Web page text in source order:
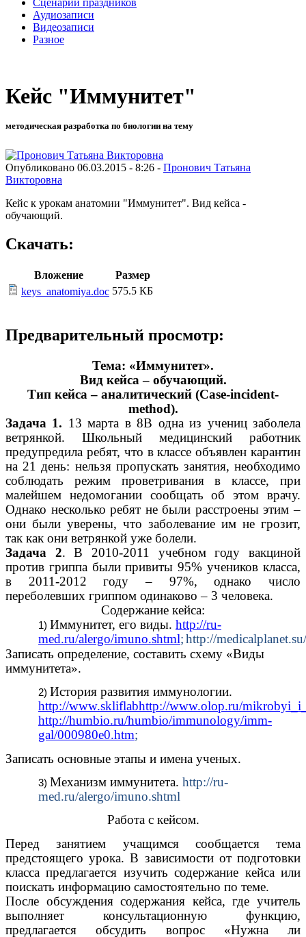
Аудиозаписи
Видеозаписи
Разное
Кейс "Иммунитет"
методическая разработка по биологии на тему
Опубликовано 06.03.2015 - 8:26 - Пронович Татьяна
Викторовна
Кейс к урокам анатомии "Иммунитет". Вид кейса -
обучающий.
Скачать:
Вложение
Размер
keys_anatomiya.doc 575.5 КБ
Предварительный просмотр:
Тема: «Иммунитет».
Вид кейса – обучающий.
Тип кейса – аналитический (Case-incident-
method).
Задача 1. 13 марта в 8В одна из учениц заболела
ветрянкой. Школьный медицинский работник
предупредила ребят, что в классе объявлен карантин
на 21 день: нельзя пропускать занятия, необходимо
соблюдать режим проветривания в классе, при
малейшем недомогании сообщать об этом врачу.
Однако несколько ребят не были расстроены этим –
они были уверены, что заболевание им не грозит,
так как они ветрянкой уже болели.
Задача 2. В 2010-2011 учебном году вакциной
против гриппа были привиты 95% учеников класса,
в 2011-2012 году – 97%, однако число
переболевших гриппом одинаково – 3 человека.
Содержание кейса:
Иммунитет, его виды. http://ru-
med.ru/alergo/imuno.shtml;http://
Записать определение, составить схему «Виды
иммунитета».
История развития иммунологии.
http://www.skliflabhttp://www.olop.ru/
http://humbio.ru/humbio/immunology/imm-
gal/000980e0.htm;
Записать основные этапы и имена ученых.
Механизм иммунитета. http://ru-
med.ru/alergo/imuno.shtml
Работа с кейсом.
Перед занятием учащимся сообщается тема
предстоящего урока. В зависимости от подготовки
класса предлагается изучить содержание кейса или
поискать информацию самостоятельно по теме.
После обсуждения содержания кейса, где учитель
выполняет консультационную функцию,
предлагается обсудить вопрос «Нужна ли